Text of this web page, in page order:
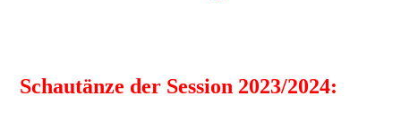
Schautänze der Session 2023/2024: